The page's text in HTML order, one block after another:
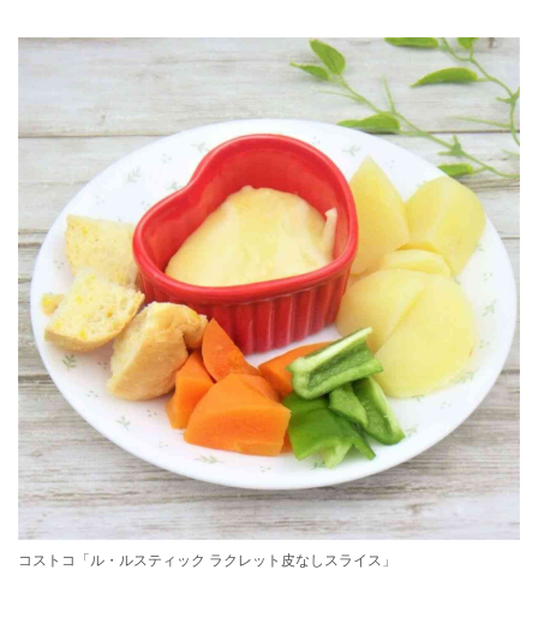
コストコ「ル・ルスティック ラクレット皮なしスライス」